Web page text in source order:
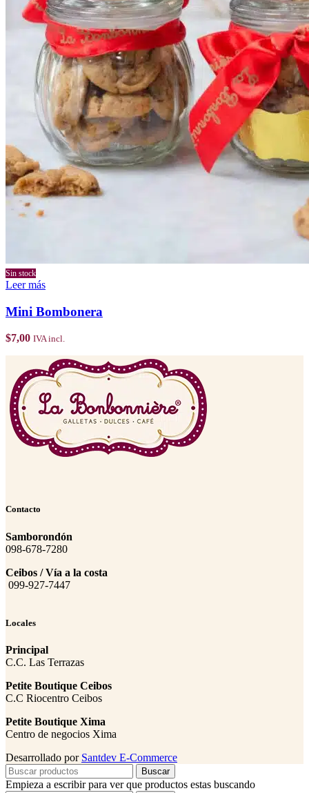
Sin stock
Leer más
Mini Bombonera
$7,00 IVA incl.
Contacto
Samborondón
098-678-7280
Ceibos / Vía a la costa
099-927-7447
Locales
Principal
C.C. Las Terrazas
Petite Boutique Ceibos
C.C Riocentro Ceibos
Petite Boutique Xima
Centro de negocios Xima
Desarrollado por Santdev E-Commerce
Buscar
Empieza a escribir para ver que productos estas buscando